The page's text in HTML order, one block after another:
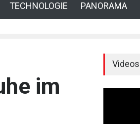
TECHNOLOGIE PANORAMA
im
Videos